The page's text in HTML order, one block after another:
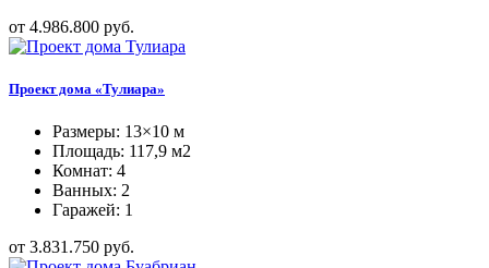
от 4.986.800 руб.
Проект дома «Тулиара»
Размеры: 13×10 м
Площадь: 117,9 м2
Комнат: 4
Ванных: 2
Гаражей: 1
от 3.831.750 руб.